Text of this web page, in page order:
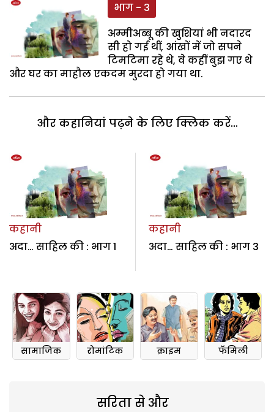
भाग - 3
अम्मीअब्बू की खुशियां भी नदारद
सी हो गई थीं, आंखों में जो सपने
टिमटिमा रहे थे, वे कहीं बुझ गए थे
और घर का माहौल एकदम मुरदा हो गया था.
और कहानियां पढ़ने के लिए क्लिक करें...
कहानी
अदा… साहिल की : भाग 1
कहानी
अदा… साहिल की : भाग 3
सामाजिक रोमांटिक क्राइम फॅमिली
सरिता से और